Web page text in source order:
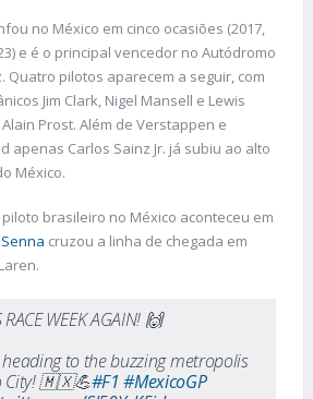
no México em cinco ocasiões (2017,
e é o principal vencedor no Autódromo
Quatro pilotos aparecem a seguir, com
Jim Clark, Nigel Mansell e Lewis
Prost. Além de Verstappen e
apenas Carlos Sainz Jr. já subiu ao alto
México.
brasileiro no México aconteceu em
cruzou a linha de chegada em
RACE WEEK AGAIN! 🙌
to the buzzing metropolis
City! 🇲🇽💪#F1 #MexicoGP